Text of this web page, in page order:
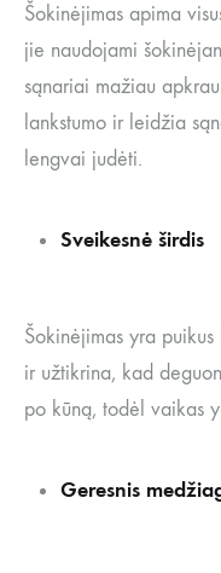
Šokinėjimas apima
jie naudojami
sąnariai mažiau
lankstumo ir leidžia
lengvai judėti.
Sveikesnė širdis
Šokinėjimas yra
ir užtikrina, kad
po kūną, todėl vaikas
Geresnis